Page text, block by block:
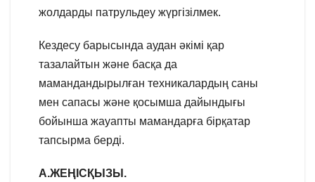
жолдарды патрульдеу жүргізілмек.
Кездесу барысында аудан әкімі қар
тазалайтын және басқа да
мамандандырылған техникалардың саны
мен сапасы және қосымша дайындығы
бойынша жауапты мамандарға бірқатар
тапсырма берді.
А.ЖЕҢІСҚЫЗЫ.